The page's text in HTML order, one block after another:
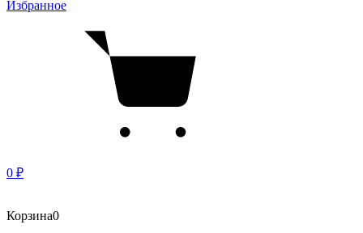
Избранное
0 ₽
Корзина0